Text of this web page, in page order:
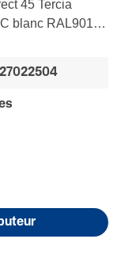
45 Tercia
blanc RAL9010,